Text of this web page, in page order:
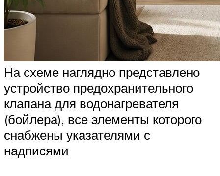
На схеме наглядно представлено
устройство предохранительного
клапана для водонагревателя
(бойлера), все элементы которого
снабжены указателями с
надписями